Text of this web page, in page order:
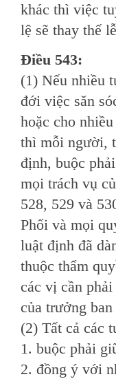
khác thì việc
lệ sẽ thay thế
Ðiều 543:
(1) Nếu nhiều
đới việc săn
hoặc cho
thì mỗi người,
định, buộc
mọi trách vụ
528, 529 và
Phối và mọi
luật định đã
thuộc thẩm
các vị cần
của trưởng
(2) Tất cả các
1. buộc phải
2. đồng ý với